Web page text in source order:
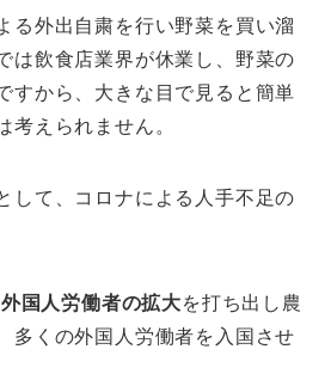
る外出自粛を行い野菜を買い溜
は飲食店業界が休業し、野菜の
すから、大きな目で見ると簡単
考えられません。
して、コロナによる人手不足の
外国人労働者の拡大を打ち出し農
多くの外国人労働者を入国させ